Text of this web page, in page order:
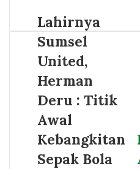
Lahirnya
Sumsel
United,
Herman
Deru : Titik
Awal
Kebangkitan
Sepak Bola